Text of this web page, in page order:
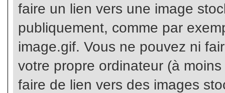
faire un lien vers une image
publiquement, comme par
image.gif. Vous ne pouvez ni
votre propre ordinateur (à
faire de lien vers des images